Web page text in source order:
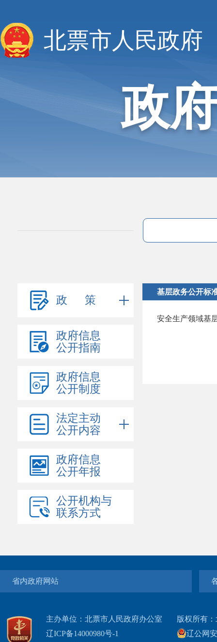
北票市人民政府
政
政 策
政府信息
公开指南
政府信息
公开制度
法定主动
公开内容
政府信息
公开年报
公开机构与
联系方式
基层政务公开标
安全生产领域基
省内政府网站
主办单位：北票市人民政府办公室
辽ICP备14000980号-1
版权所有
辽公网